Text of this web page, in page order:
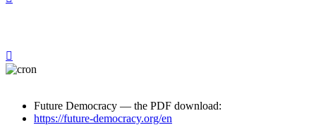
Future Democracy — the PDF download:
https://future-democracy.org/en